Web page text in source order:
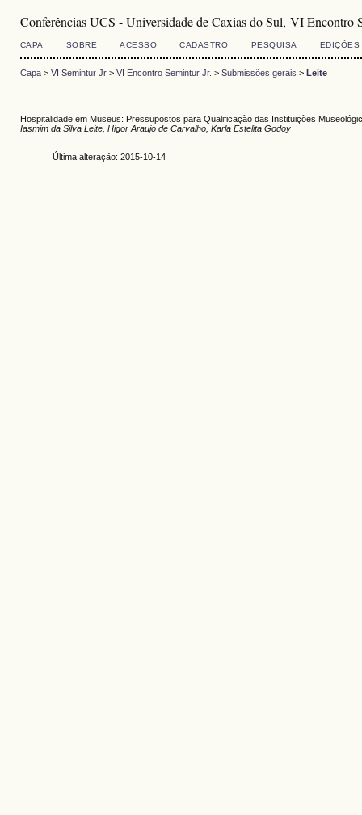
Conferências UCS - Universidade de Caxias do Sul, VI Encontro
CAPA SOBRE ACESSO CADASTRO PESQUISA EDIÇÕES
Capa> VI Semintur Jr> VI Encontro Semintur Jr. > Submissões gerais > Leite
Hospitalidade em Museus: Pressupostos para Qualificação das Instituições
Iasmim da Silva Leite, Higor Araujo de Carvalho, Karla Estelita Godoy
Última alteração: 2015-10-14